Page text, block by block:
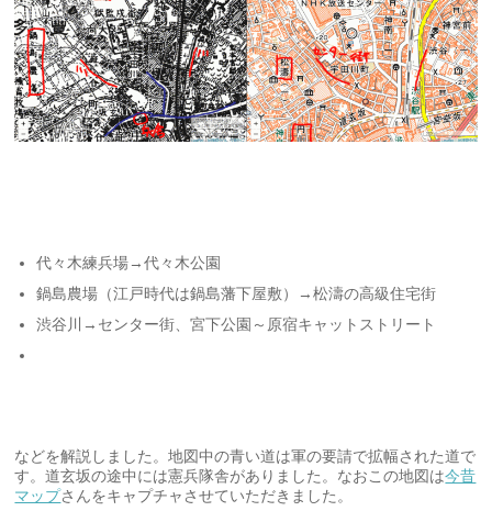
代々木練兵場→代々木公園
鍋島農場（江戸時代は鍋島藩下屋敷）→松濤の高級住宅街
渋谷川→センター街、宮下公園～原宿キャットストリート
などを解説しました。地図中の青い道は軍の要請で拡幅された道で
す。道玄坂の途中には憲兵隊舎がありました。なおこの地図は今昔
マップさんをキャプチャさせていただきました。